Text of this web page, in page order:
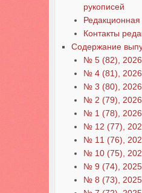
рукописей
Редакционная
Контакты
Содержание
№ 5 (82), 2026
№ 4 (81), 2026
№ 3 (80), 2026
№ 2 (79), 2026
№ 1 (78), 2026
№ 12 (77),
№ 11 (76),
№ 10 (75),
№ 9 (74), 2025
№ 8 (73), 2025